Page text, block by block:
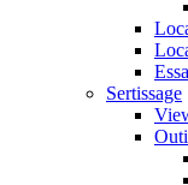
Sertissage